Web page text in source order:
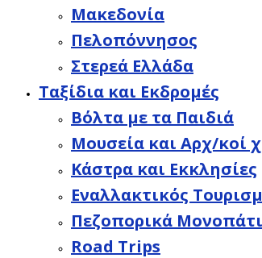
Μακεδονία
Πελοπόννησος
Στερεά Ελλάδα
Ταξίδια και Εκδρομές
Βόλτα με τα Παιδιά
Μουσεία και Αρχ/κοί
Κάστρα και Εκκλησίες
Εναλλακτικός
Πεζοπορικά
Road Trips